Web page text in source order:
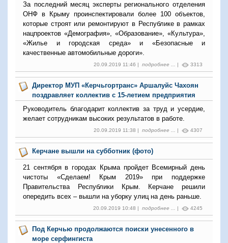
За последний месяц эксперты регионального отделения
ОНФ в Крыму проинспектировали более 100 объектов,
которые строят или ремонтируют в Республике в рамках
нацпроектов «Демография», «Образование», «Культура»,
«Жилье и городская среда» и «Безопасные и
качественные автомобильные дороги».
20.09.2019 11:46 | подробнее ... | 3313
Директор МУП «Керчьгортранс» Аршалуйс Чахоян
поздравляет коллектив с 15-летием предприятия
Руководитель благодарит коллектив за труд и усердие,
желает сотрудникам высоких результатов в работе.
20.09.2019 11:38 | подробнее ... | 4307
Керчане вышли на субботник (фото)
21 сентября в городах Крыма пройдет Всемирный день
чистоты «Сделаем! Крым 2019» при поддержке
Правительства Республики Крым. Керчане решили
опередить всех – вышли на уборку улиц на день раньше.
20.09.2019 10:48 | подробнее ... | 4245
Под Керчью продолжаются поиски унесенного в
море серфингиста